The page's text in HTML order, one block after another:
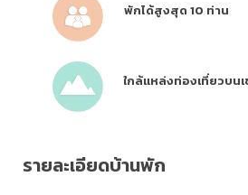
พักได้สูงสุด 10 ท่าน
ใกล้แหล่งท่องเที่ยวบน
รายละเอียดบ้านพัก